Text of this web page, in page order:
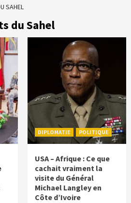
SAHEL
du Sahel
DIPLOMATIE POLITIQUE
USA – Afrique : Ce que
cachait vraiment la
visite du Général
Michael Langley en
Côte d’Ivoire